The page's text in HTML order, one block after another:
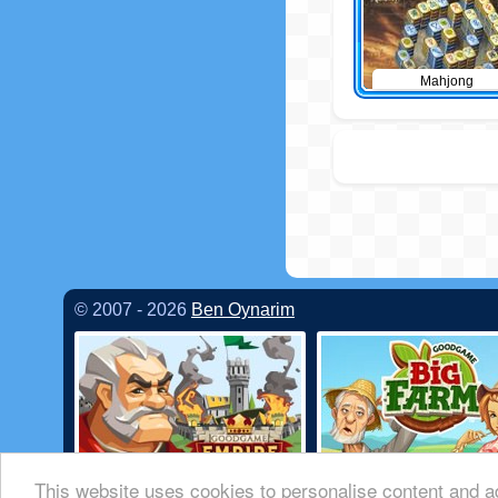
This website uses cookies to personalise content and
Mahjong
© 2007 - 2026 Ben Oynarim